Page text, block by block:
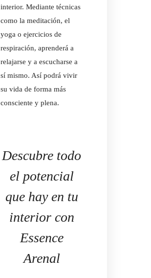
interior. Mediante técnicas
como la meditación, el
yoga o ejercicios de
respiración, aprenderá a
relajarse y a escucharse a
sí mismo. Así podrá vivir
su vida de forma más
consciente y plena.
Descubre todo
el potencial
que hay en tu
interior con
Essence
Arenal